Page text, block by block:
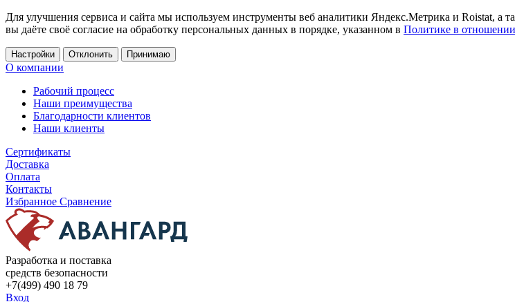
Для улучшения сервиса и сайта мы используем инструменты веб аналитики Яндекс.Метрика и Roistat,
вы даёте своё согласие на обработку персональных данных в порядке, указанном в Политике в
Настройки Отклонить Принимаю
О компании
Рабочий процесс
Наши преимущества
Благодарности клиентов
Наши клиенты
Сертификаты
Доставка
Оплата
Контакты
Избранное Сравнение
Разработка и поставка
средств безопасности
+7(499) 490 18 79
Вход